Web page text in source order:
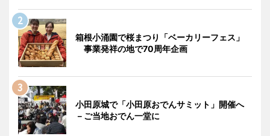
箱根小涌園で桜まつり「ベーカリーフェス」
事業発祥の地で70周年企画
小田原城で「小田原おでんサミット」開催へ
－ご当地おでん一堂に